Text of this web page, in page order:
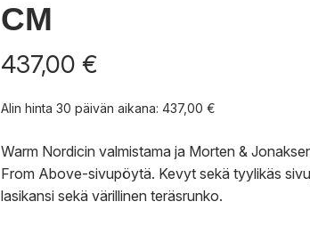
CM
437,00 €
Alin hinta 30 päivän aikana: 437,00 €
Warm Nordicin valmistama ja Morten &
From Above-sivupöytä. Kevyt sekä tyylikäs
lasikansi sekä värillinen teräsrunko.